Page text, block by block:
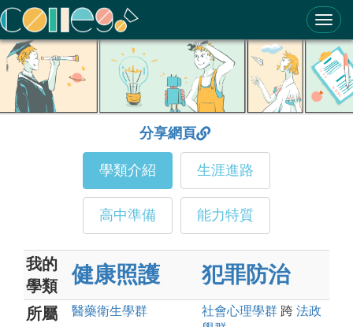
ColleGo! 大學選才與高中育才輔助系統
分享網頁
學類介紹 生涯進路
高中準備 能力特質
我的
學類
健康照護 犯罪防治
所屬
醫藥衛生學群 社會心理學群 跨 法政